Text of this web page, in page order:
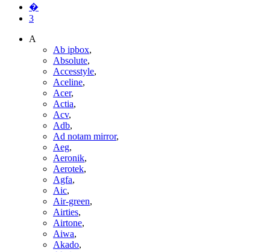
�
3
A
Ab ipbox,
Absolute,
Accesstyle,
Aceline,
Acer,
Actia,
Acv,
Adb,
Ad notam mirror,
Aeg,
Aeronik,
Aerotek,
Agfa,
Aic,
Air-green,
Airties,
Airtone,
Aiwa,
Akado,